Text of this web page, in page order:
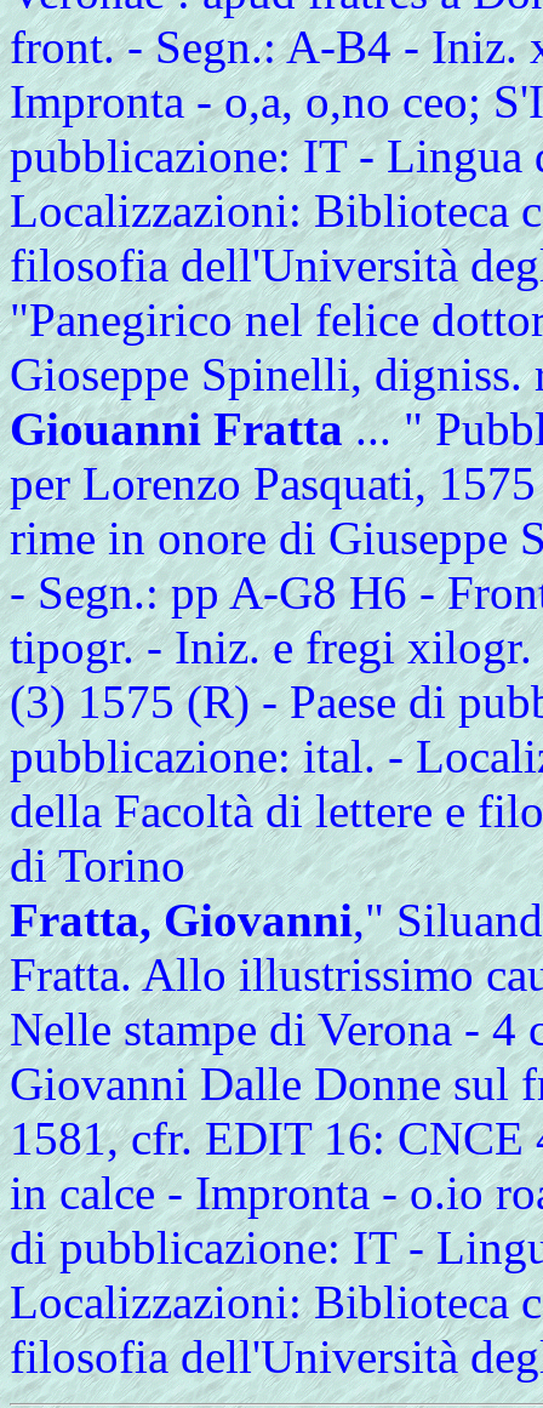
front. - Segn.: A-B4 - Iniz.
Impronta - o,a, o,no ceo;
pubblicazione: IT -
Localizzazioni: Biblioteca
filosofia dell'Università
"Panegirico nel felice
Gioseppe Spinelli,
Giouanni Fratta... "
per Lorenzo Pasquati,
rime in onore di Giuseppe
- Segn.: pp A-G8 H6 -
tipogr. - Iniz. e fregi
(3) 1575 (R) - Paese di
pubblicazione: ital. -
della Facoltà di lettere e
di Torino
Fratta, Giovanni,"
Fratta. Allo illustrissimo
Nelle stampe di Verona - 4
Giovanni Dalle Donne sul
1581, cfr. EDIT 16:
in calce - Impronta - o.io
di pubblicazione: IT -
Localizzazioni: Biblioteca
filosofia dell'Università